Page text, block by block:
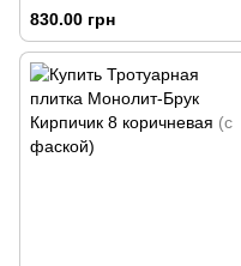
фаской)
830.00 грн